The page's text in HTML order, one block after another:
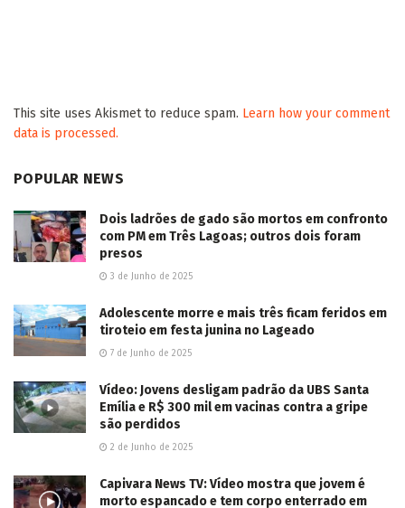
This site uses Akismet to reduce spam. Learn how your comment
data is processed.
POPULAR NEWS
Dois ladrões de gado são mortos em confronto
com PM em Três Lagoas; outros dois foram
presos
3 de Junho de 2025
Adolescente morre e mais três ficam feridos em
tiroteio em festa junina no Lageado
7 de Junho de 2025
Vídeo: Jovens desligam padrão da UBS Santa
Emília e R$ 300 mil em vacinas contra a gripe
são perdidos
2 de Junho de 2025
Capivara News TV: Vídeo mostra que jovem é
morto espancado e tem corpo enterrado em